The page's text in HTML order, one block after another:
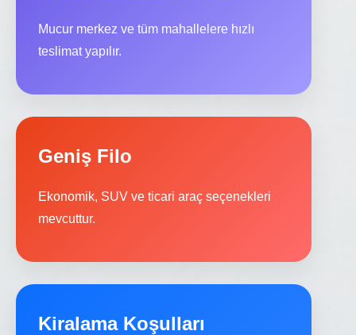
Mucur merkez ve tüm mahallelere hızlı
teslimat yapılır.
Geniş Filo
Ekonomik, SUV ve ticari araç seçenekleri
mevcuttur.
Kiralama Koşulları